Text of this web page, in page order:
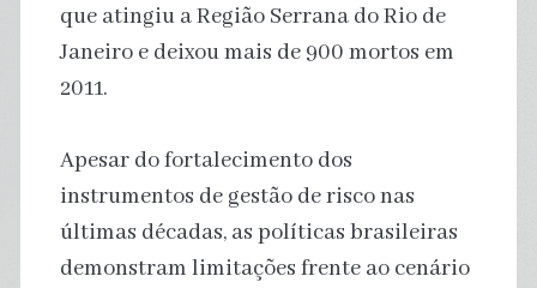
que atingiu a Região Serrana do Rio de
Janeiro e deixou mais de 900 mortos em
2011.
Apesar do fortalecimento dos
instrumentos de gestão de risco nas
últimas décadas, as políticas brasileiras
demonstram limitações frente ao cenário